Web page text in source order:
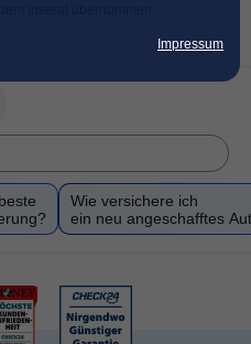
Impressum
Wie versichere ich
ein neu angeschafftes